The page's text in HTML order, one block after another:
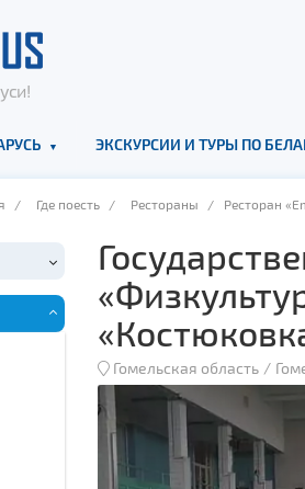
ЭКСКУРСИИ И ТУРЫ ПО
/ Где поесть / Рестораны / Ресторан
Гомельская область